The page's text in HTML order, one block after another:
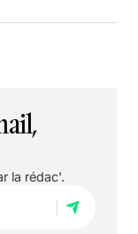
la rédac'.